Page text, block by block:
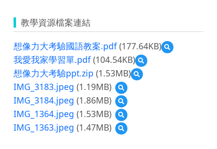
教學資源檔案連結
想像力大考驗國語教案.pdf(177.64KB)
預
覽
我愛我家學習單.pdf(104.54KB)
預
覽
想像力大考驗ppt.zip (1.53MB)
預
覽
IMG_3183.jpeg (1.19MB)
預
覽
IMG_3183.jpeg
IMG_3184.jpeg (1.86MB)
預
覽
IMG_3184.jpeg
IMG_1364.jpeg (1.53MB)
預
覽
IMG_1364.jpeg
IMG_1363.jpeg (1.47MB)
預
覽